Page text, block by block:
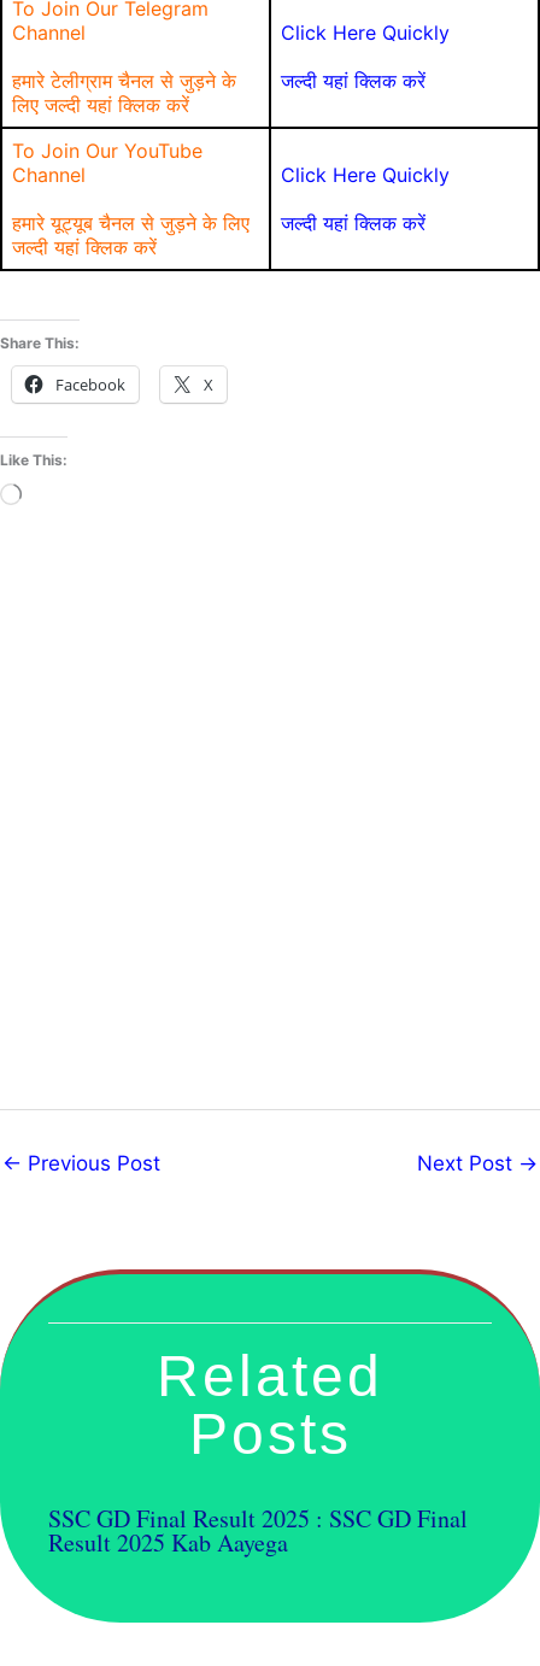
To Join Our Telegram
Channel
हमारे टेलीग्राम चैनल से जुड़ने के
लिए जल्दी यहां क्लिक करें
Click Here Quickly
जल्दी यहां क्लिक करें
To Join Our YouTube
Channel
हमारे यूट्यूब चैनल से जुड़ने के लिए
जल्दी यहां क्लिक करें
Click Here Quickly
जल्दी यहां क्लिक करें
Share This:
Facebook X
Like This:
Loading…
← Previous Post Next Post →
Related
Posts
SSC GD Final Result 2025 : SSC GD Final
Result 2025 Kab Aayega